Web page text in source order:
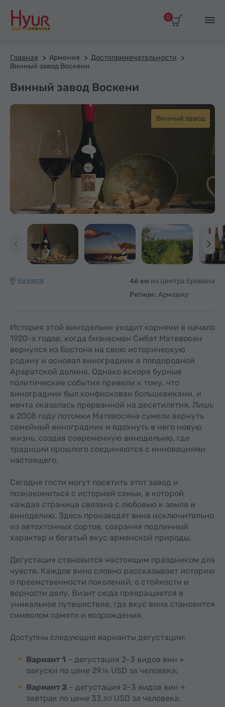
0
Главная Армения
Достопримечательности
Винный завод Воскени
Винный завод Воскени
Винный завод
На карте 46 км из центра Еревана
Регион: Армавир
История этой винодельни уходит корнями в начало
1920-х годов, когда бизнесмен Смбат Матевосян
вернулся из Бостона на свою историческую
родину и основал виноградник в плодородной
Араратской долине. Однако вскоре бурные
политические события привели к тому, что
виноградник был конфискован большевиками, и
мечта оказалась прерванной на десятилетия. Лишь
в 2008 году потомки Матевосяна сумели вернуть
семейный виноградник и вдохнуть в него новую
жизнь, создав современную винодельню, где
традиции прошлого соединяются с инновациями
настоящего.
Сегодня гости могут посетить этот завод и
познакомиться с историей семьи, в которой
каждая страница связана с любовью к земле и
виноделию. Здесь производят вина исключительно
из автохтонных сортов, сохраняя подлинный
характер и богатый вкус армянской природы.
Дегустация становится настоящим праздником для
чувств. Каждое вино словно рассказывает историю
о преемственности поколений, о стойкости и
верности делу. Визит сюда превращается в
уникальное путешествие, где вкус вина становится
символом памяти и возрождения.
Доступны следующие варианты дегустации:
Вариант 1 – дегустация 2-3 видов вин +
закуски по цене 29.14 USD за человека;
Вариант 2 – дегустация 2-3 видов вин +
завтрак по цене 33.30 USD за человека;